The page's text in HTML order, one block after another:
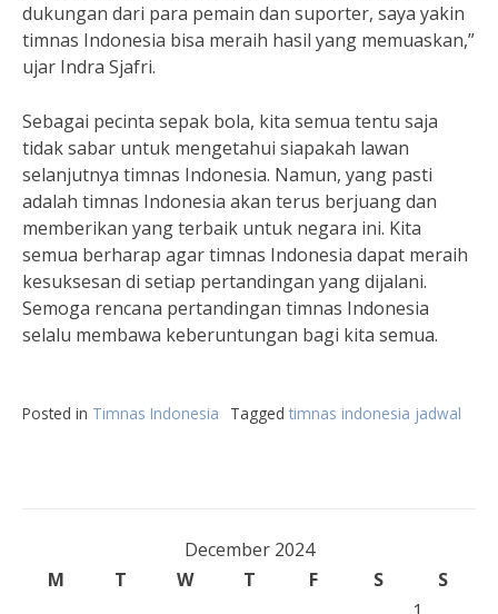
dukungan dari para pemain dan suporter, saya yakin
timnas Indonesia bisa meraih hasil yang memuaskan,”
ujar Indra Sjafri.
Sebagai pecinta sepak bola, kita semua tentu saja
tidak sabar untuk mengetahui siapakah lawan
selanjutnya timnas Indonesia. Namun, yang pasti
adalah timnas Indonesia akan terus berjuang dan
memberikan yang terbaik untuk negara ini. Kita
semua berharap agar timnas Indonesia dapat meraih
kesuksesan di setiap pertandingan yang dijalani.
Semoga rencana pertandingan timnas Indonesia
selalu membawa keberuntungan bagi kita semua.
Posted in Timnas Indonesia Tagged timnas indonesia jadwal
December 2024
M
T W T F S
S